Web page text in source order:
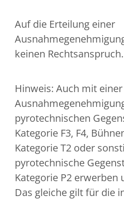
Auf die Erteilung einer
keinen Rechtsanspruch.
Hinweis: Auch mit
pyrotechnischen
Kategorie F3, F4,
Kategorie T2 oder
pyrotechnische
Kategorie P2 erwerben
Das gleiche gilt für die